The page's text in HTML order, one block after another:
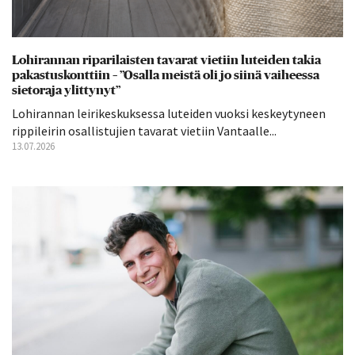
Lohirannan riparilaisten tavarat vietiin luteiden takia
pakastuskonttiin – ”Osalla meistä oli jo siinä vaiheessa
sietoraja ylittynyt”
Lohirannan leirikeskuksessa luteiden vuoksi keskeytyneen
rippileirin osallistujien tavarat vietiin Vantaalle...
13.07.2026